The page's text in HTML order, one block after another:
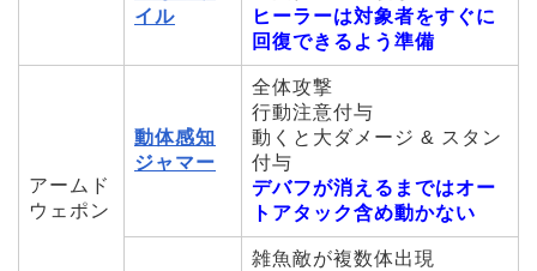
イル
ヒーラーは対象者をすぐに
回復できるよう準備
アームド
ウェポン
動体感知
ジャマー
全体攻撃
行動注意付与
動くと大ダメージ & スタン
付与
デバフが消えるまではオー
トアタック含め動かない
雑魚敵が複数体出現